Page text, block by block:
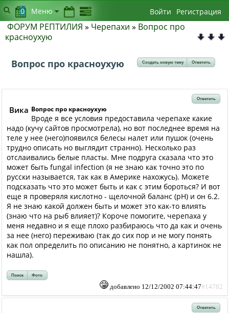
ФОРУМ РЕПТИЛИЯ » Черепахи » Вопрос про
красноухую
Вопрос про красноухую Создать новую тему Ответить
Ответить
Вика Вопрос про красноухую
Вроде я все условия предоставила черепахе какие
надо (кучу сайтов просмотрела), но вот последнее время на
теле у нее (него)появился белесы налет или пушок (очень
трудно описать но выглядит странно). Несколько раз
отслаивались белые пласты. Мне подруга сказала что это
может быть fungal infection (я не знаю как точно это по
русски называется, так как в Америке нахожусь). Можете
подсказать что это может быть и как с этим бороться? И вот
еще я проверяля кислотно - щелочной баланс (pH) и он 6.2.
Я не знаю какой должен быть и может это как-то влиять
(знаю что на рыб влияет)? Короче помогите, черепаха у
меня недавно и я еще плохо разбираюсь что да как и очень
за нее (него) переживаю (так до сих пор и не могу понять
как пол определить по описанию не понятно, а картинок не
нашла).
Поиск Фото
добавлено 12/12/2002 07:44:47#14782
Ответить
0 Меню Войти Регистрация